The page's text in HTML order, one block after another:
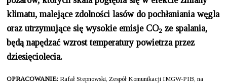
klimatu, malejące zdolności lasów do pochłaniania węgla
oraz utrzymujące się wysokie emisje CO2 ze spalania,
będą napędzać wzrost temperatury powietrza przez
dziesięciolecia.
OPRACOWANIE: Rafał Stepnowski, Zespół Komunikacji IMGW-PIB, na